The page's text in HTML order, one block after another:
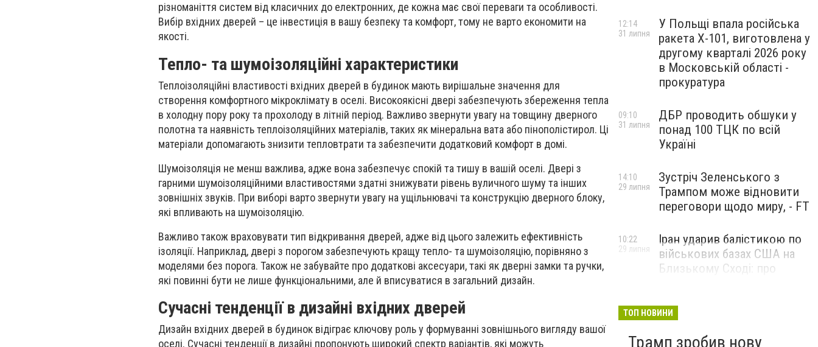
різноманіття систем від класичних до електронних, де кожна має свої переваги та особливості.
Вибір вхідних дверей – це інвестиція в вашу безпеку та комфорт, тому не варто економити на
якості.
Тепло- та шумоізоляційні характеристики
Теплоізоляційні властивості вхідних дверей в будинок мають вирішальне значення для
створення комфортного мікроклімату в оселі. Високоякісні двері забезпечують збереження тепла
в холодну пору року та прохолоду в літній період. Важливо звернути увагу на товщину дверного
полотна та наявність теплоізоляційних матеріалів, таких як мінеральна вата або пінополістирол. Ці
матеріали допомагають знизити тепловтрати та забезпечити додатковий комфорт в домі.
Шумоізоляція не менш важлива, адже вона забезпечує спокій та тишу в вашій оселі. Двері з
гарними шумоізоляційними властивостями здатні знижувати рівень вуличного шуму та інших
зовнішніх звуків. При виборі варто звернути увагу на ущільнювачі та конструкцію дверного блоку,
які впливають на шумоізоляцію.
Важливо також враховувати тип відкривання дверей, адже від цього залежить ефективність
ізоляції. Наприклад, двері з порогом забезпечують кращу тепло- та шумоізоляцію, порівняно з
моделями без порога. Також не забувайте про додаткові аксесуари, такі як дверні замки та ручки,
які повинні бути не лише функціональними, але й вписуватися в загальний дизайн.
Сучасні тенденції в дизайні вхідних дверей
Дизайн вхідних дверей в будинок відіграє ключову роль у формуванні зовнішнього вигляду вашої
оселі. Сучасні тенденції в дизайні пропонують широкий спектр варіантів, які можуть
У Польщі впала російська
ракета X-101, виготовлена у
другому кварталі 2026 року
в Московській області -
прокуратура
12:14
31 липня
ДБР проводить обшуки у
понад 100 ТЦК по всій
Україні
09:10
31 липня
Зустріч Зеленського з
Трампом може відновити
переговори щодо миру, - FT
14:10
29 липня
Іран ударив балістикою по
військових базах США на
Близькому Сході: про
10:22
29 липня
ТОП НОВИНИ
Трамп зробив нову